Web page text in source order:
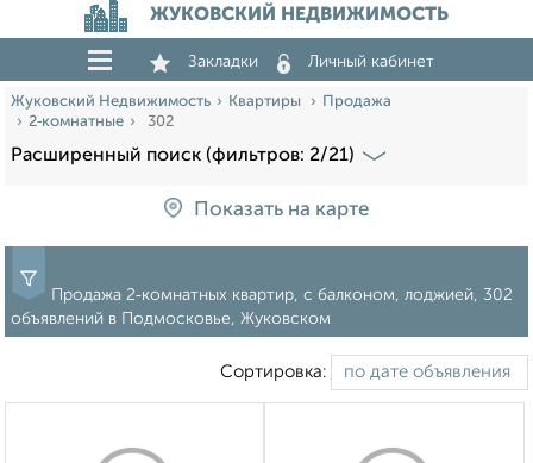
ЖУКОВСКИЙ НЕДВИЖИМОСТЬ
Закладки Личный кабинет
Жуковский Недвижимость Квартиры
Продажа
2‑комнатные
302
Расширенный поиск (фильтров: 2/21)
Показать на карте
Продажа 2‑комнатных квартир, с балконом, лоджией, 302
объявлений в Подмосковье, Жуковском
Сортировка: